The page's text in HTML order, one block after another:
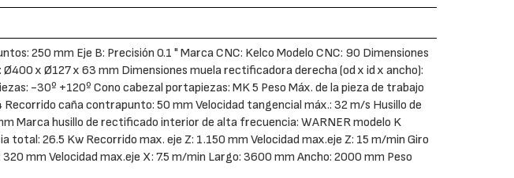
250 mm Eje B: Precisión 0.1 " Marca CNC: Kelco Modelo CNC: 90 Dimensiones
x Ø127 x 63 mm Dimensiones muela rectificadora derecha (od x id x ancho):
-30º +120º Cono cabezal portapiezas: MK 5 Peso Máx. de la pieza de trabajo
caña contrapunto: 50 mm Velocidad tangencial máx.: 32 m/s Husillo de
Marca husillo de rectificado interior de alta frecuencia: WARNER modelo K
total: 26.5 Kw Recorrido max. eje Z: 1.150 mm Velocidad max.eje Z: 15 m/min Giro
mm Velocidad max.eje X: 7.5 m/min Largo: 3600 mm Ancho: 2000 mm Peso